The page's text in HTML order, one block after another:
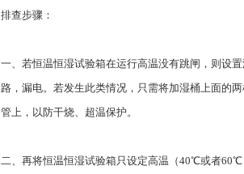
排查步骤：
一、若恒温恒湿试验箱在运行高温没有跳闸，则设
路，漏电。若发生此类情况，只需将加湿桶上面的
管上，以防干烧、超温保护。
二、再将恒温恒湿试验箱只设定高温（40℃或者